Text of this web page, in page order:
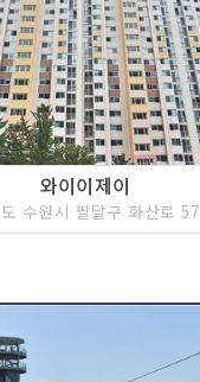
와이이제이
수원시 팔달구 화산로 57